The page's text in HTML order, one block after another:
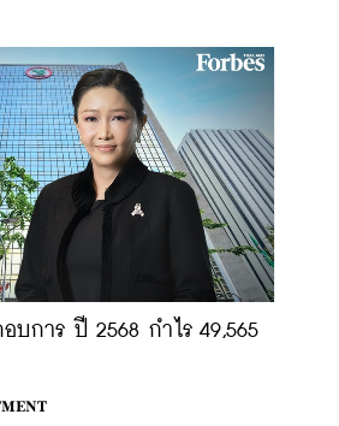
บการ ปี 2568 กำไร 49,565